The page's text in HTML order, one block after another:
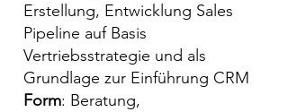
Erstellung, Entwicklung Sales
Pipeline auf Basis
Vertriebsstrategie und als
Grundlage zur Einführung CRM
Form: Beratung,